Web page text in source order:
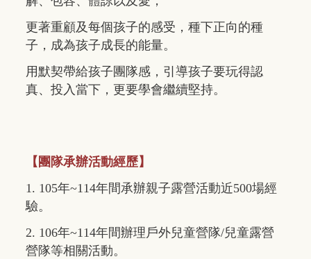
更著重顧及每個孩子的感受，種下正向的種
子，成為孩子成長的能量。
用默契帶給孩子團隊感，引導孩子要玩得認
真、投入當下，更要學會繼續堅持。
【團隊承辦活動經歷】
1. 105年~114年間承辦親子露營活動近500場經
驗。
2. 106年~114年間辦理戶外兒童營隊/兒童露營
營隊等相關活動。